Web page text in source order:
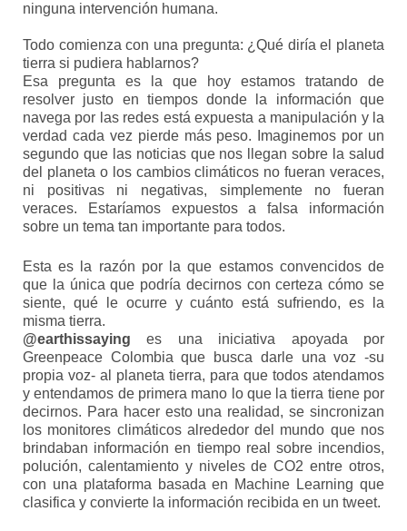
ninguna intervención humana.
Todo comienza con una pregunta: ¿Qué diría el planeta
tierra si pudiera hablarnos?
Esa pregunta es la que hoy estamos tratando de
resolver justo en tiempos donde la información que
navega por las redes está expuesta a manipulación y la
verdad cada vez pierde más peso. Imaginemos por un
segundo que las noticias que nos llegan sobre la salud
del planeta o los cambios climáticos no fueran veraces,
ni positivas ni negativas, simplemente no fueran
veraces. Estaríamos expuestos a falsa información
sobre un tema tan importante para todos.
Esta es la razón por la que estamos convencidos de
que la única que podría decirnos con certeza cómo se
siente, qué le ocurre y cuánto está sufriendo, es la
misma tierra.
@earthissayinges una iniciativa apoyada por
Greenpeace Colombia que busca darle una voz -su
propia voz- al planeta tierra, para que todos atendamos
y entendamos de primera mano lo que la tierra tiene por
decirnos. Para hacer esto una realidad, se sincronizan
los monitores climáticos alrededor del mundo que nos
brindaban información en tiempo real sobre incendios,
polución, calentamiento y niveles de CO2 entre otros,
con una plataforma basada en Machine Learning que
clasifica y convierte la información recibida en un tweet.